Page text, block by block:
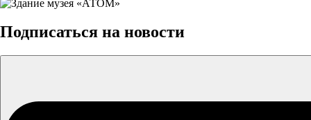
Подписаться на новости